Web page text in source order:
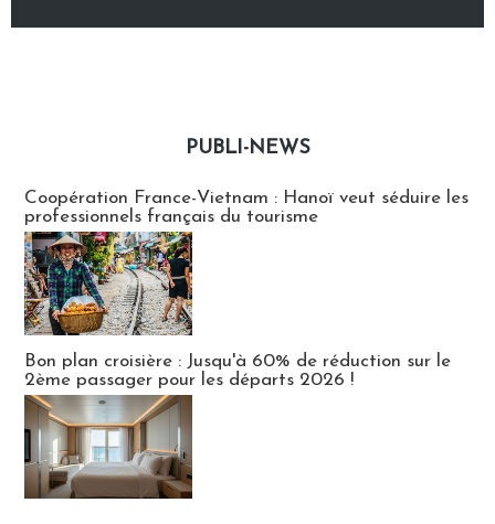
PUBLI-NEWS
Coopération France-Vietnam : Hanoï veut séduire les
professionnels français du tourisme
Bon plan croisière : Jusqu'à 60% de réduction sur le
2ème passager pour les départs 2026 !